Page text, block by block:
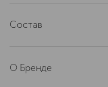
артикул
соответствии с
оттенком вашей
Состав
О Бренде